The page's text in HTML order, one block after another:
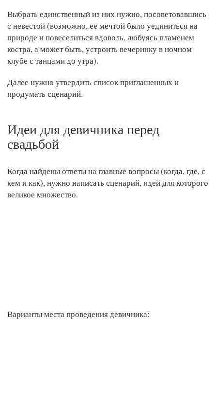
Выбрать единственный из них нужно, посоветовавшись
с невестой (возможно, ее мечтой было уединиться на
природе и повеселиться вдоволь, любуясь пламенем
костра, а может быть, устроить вечеринку в ночном
клубе с танцами до утра).
Далее нужно утвердить список приглашенных и
продумать сценарий.
Идеи для девичника перед
свадьбой
Когда найдены ответы на главные вопросы (когда, где, с
кем и как), нужно написать сценарий, идей для которого
великое множество.
Варианты места проведения девичника: